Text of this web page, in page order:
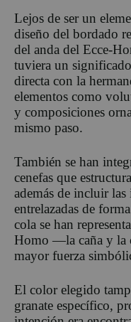
Lejos de ser un
diseño del bordado
del anda del Ecce-
tuviera un
directa con la
elementos como
y composiciones
mismo paso.
También se han
cenefas que
además de incluir
entrelazadas de
cola se han
Homo —la caña y la
mayor fuerza
El color elegido
granate específico,